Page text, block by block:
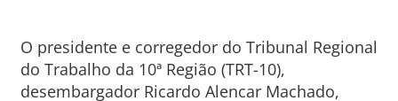
O presidente e corregedor do Tribunal Regional
do Trabalho da 10ª Região (TRT-10),
desembargador Ricardo Alencar Machado,